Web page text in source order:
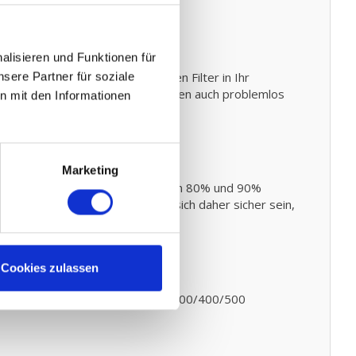
und Funktionen für
Partner für soziale
mit den Informationen
Marketing
Cookies zulassen
austauschen und den neuen Filter in Ihr
Ihres Ersatz Filters. Sie können auch problemlos
entsprechend zwischen 80% und 90%
vorschreibt. Sie können sich daher sicher sein,
Ihres Orcon HRC 300/400/500